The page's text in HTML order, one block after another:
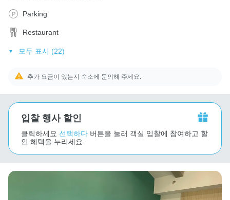
Parking
Restaurant
모두 표시 (22)
추가 요금이 있는지 숙소에 문의해 주세요.
입찰 행사 할인
클릭하세요 선택하다 버튼을 눌러 객실 입찰에 참여하고 할
인 혜택을 누리세요.